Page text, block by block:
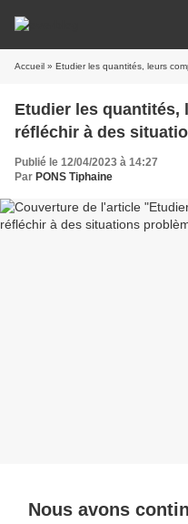
Accueil » Etudier les quantités, leurs
Etudier les
réfléchir à des
Publié le 12/04/2023 à 14:27
Par PONS Tiphaine
Nous avons